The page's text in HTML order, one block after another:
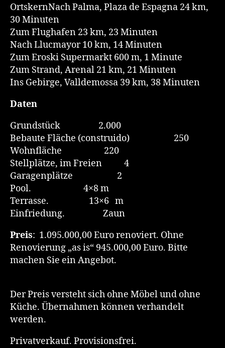
OrtskernNach Palma, Plaza de Espagna 24 km,
30 Minuten
Zum Flughafen 23 km, 23 Minuten
Nach Llucmayor 10 km, 14 Minuten
Zum Eroski Supermarkt 600 m, 1 Minute
Zum Strand, Arenal 21 km, 21 Minuten
Ins Gebirge, Valldemossa 39 km, 38 Minuten
Daten
Grundstück 2.000
Bebaute Fläche (construido) 250
Wohnfläche 220
Stellplätze, im Freien 4
Garagenplätze 2
Pool. 4×8 m
Terrasse. 13×6 m
Einfriedung. Zaun
Preis: 1.095.000,00 Euro renoviert. Ohne
Renovierung „as is“ 945.000,00 Euro. Bitte
machen Sie ein Angebot.
Der Preis versteht sich ohne Möbel und ohne
Küche. Übernahmen können verhandelt
werden.
Privatverkauf. Provisionsfrei.